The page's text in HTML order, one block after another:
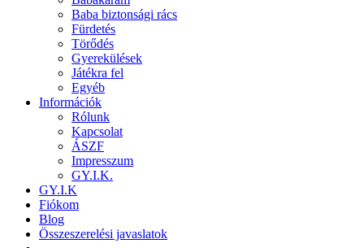
Baba biztonsági rács
Fürdetés
Törődés
Gyerekülések
Játékra fel
Egyéb
Információk
Rólunk
Kapcsolat
ÁSZF
Impresszum
GY.I.K.
GY.I.K
Fiókom
Blog
Összeszerelési javaslatok